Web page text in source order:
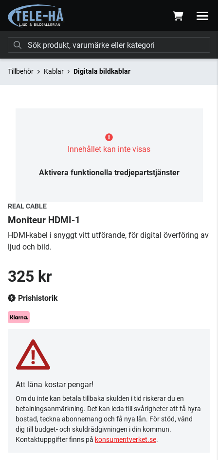
Tillbehör Kablar Digitala bildkablar
Innehållet kan inte visas
Aktivera funktionella tredjepartstjänster
REAL CABLE
Moniteur HDMI-1
HDMI-kabel i snyggt vitt utförande, för digital överföring av
ljud och bild.
325 kr
Prishistorik
Att låna kostar pengar!
Om du inte kan betala tillbaka skulden i tid riskerar du en
betalningsanmärkning. Det kan leda till svårigheter att få hyra
bostad, teckna abonnemang och få nya lån. För stöd, vänd
dig till budget- och skuldrådgivningen i din kommun.
Kontaktuppgifter finns på konsumentverket.se.